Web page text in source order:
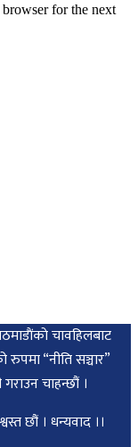
for the next
चावहिलबाट
“नीति सञ्चार”
चाहन्छौं ।
छौं । धन्यवाद ।।